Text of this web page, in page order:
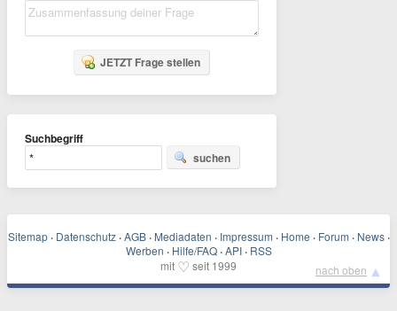
JETZT Frage stellen
Suchbegriff
suchen
Sitemap · Datenschutz · AGB · Mediadaten · Impressum · Home · Forum · News ·
Werben · Hilfe/FAQ · API · RSS
mit ♡ seit 1999 nach oben ▲